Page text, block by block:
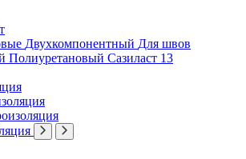
Двухкомпонентный Для швов
Полиуретановый Сазиласт 13